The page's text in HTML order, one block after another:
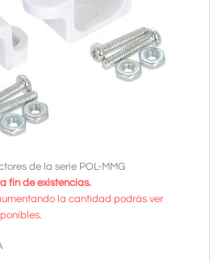
de la serie POL-MMG
fin de existencias.
la cantidad podrás ver